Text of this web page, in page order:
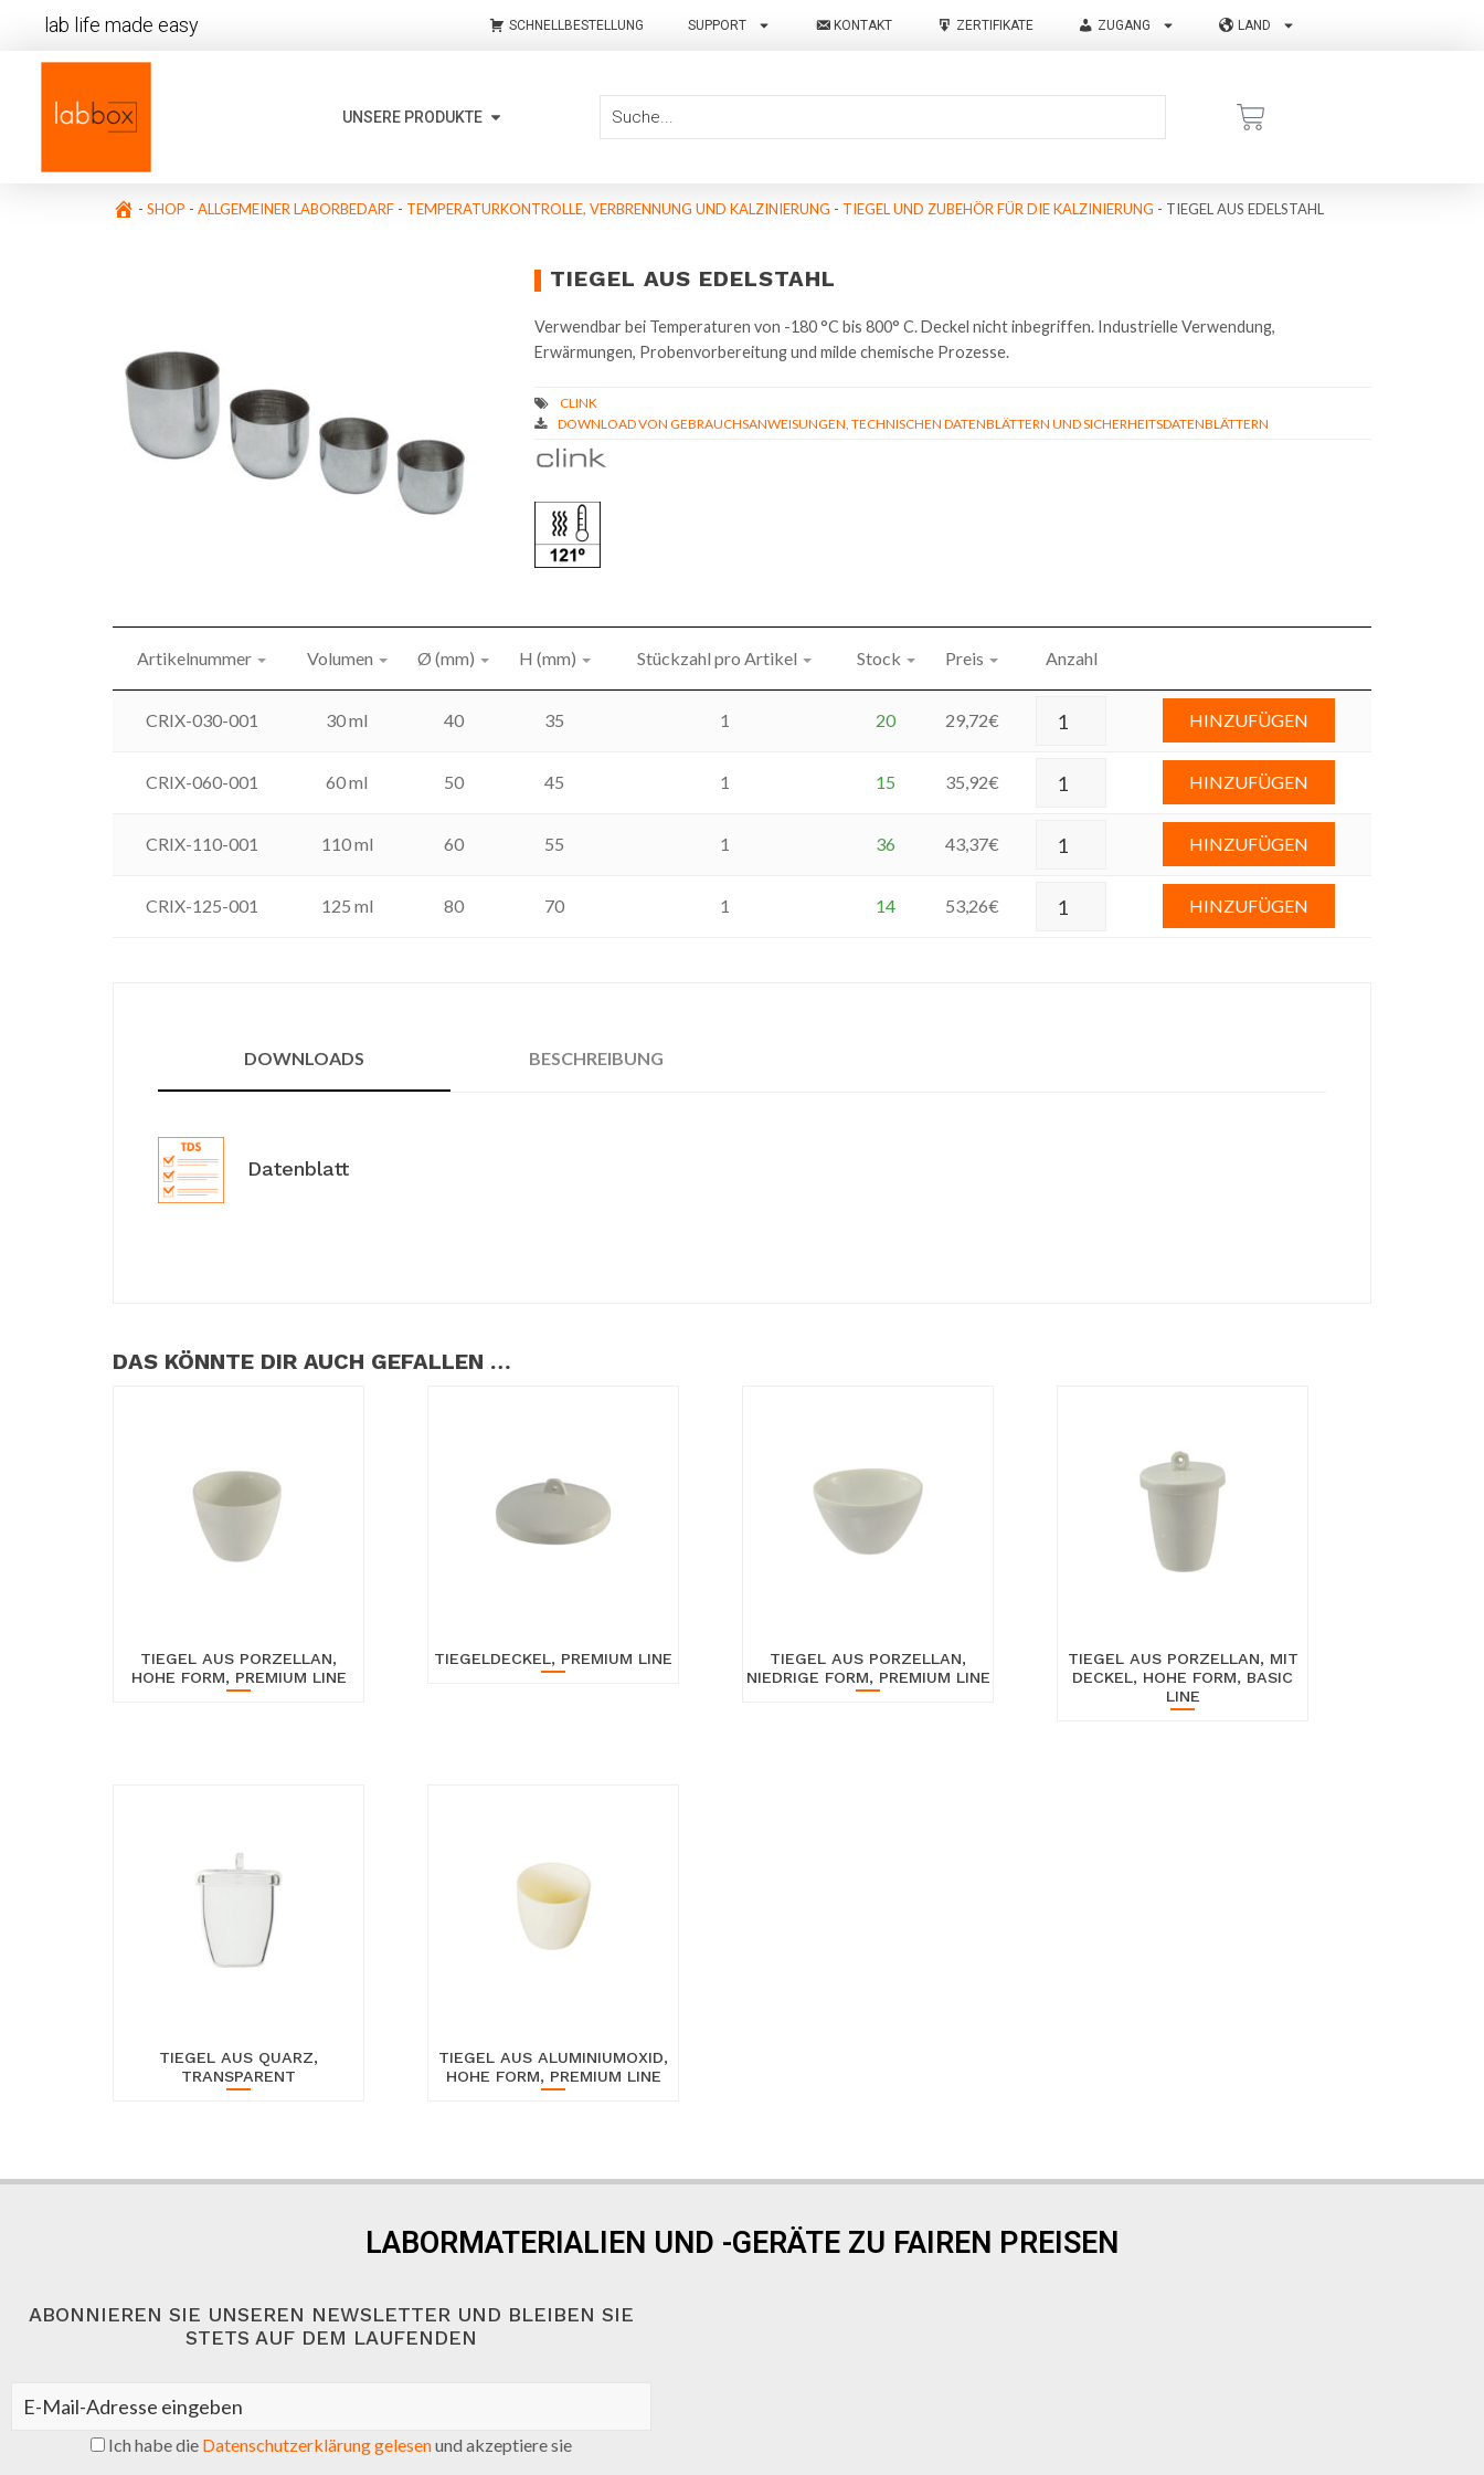
lab life made easy SCHNELLBESTELLUNG SUPPORT KONTAKT ZERTIFIKATE ZUGANG LAND
UNSERE PRODUKTE
- SHOP - ALLGEMEINER LABORBEDARF - TEMPERATURKONTROLLE, VERBRENNUNG UND KALZINIERUNG - TIEGEL UND ZUBEHÖR FÜR DIE KALZINIERUNG - TIEGEL AUS EDELSTAHL
TIEGEL AUS EDELSTAHL
Verwendbar bei Temperaturen von -180 °C bis 800° C. Deckel nicht inbegriffen. Industrielle Verwendung,
Erwärmungen, Probenvorbereitung und milde chemische Prozesse.
DOWNLOAD VON GEBRAUCHSANWEISUNGEN, TECHNISCHEN DATENBLÄTTERN UND SICHERHEITSDATENBLÄTTERN
Artikelnummer Volumen Ø (mm) H (mm) Stückzahl pro Artikel Stock Preis Anzahl
CRIX-030-001 30 ml 40 35 1 20 29,72€ HINZUFÜGEN
CRIX-060-001 60 ml 50 45 1 15 35,92€ HINZUFÜGEN
CRIX-110-001 110 ml 60 55 1 36 43,37€ HINZUFÜGEN
CRIX-125-001 125 ml 80 70 1 14 53,26€ HINZUFÜGEN
DOWNLOADS BESCHREIBUNG
Datenblatt
DAS KÖNNTE DIR AUCH GEFALLEN …
TIEGEL AUS PORZELLAN,
HOHE FORM, PREMIUM LINE
TIEGELDECKEL, PREMIUM LINE
TIEGEL AUS PORZELLAN,
NIEDRIGE FORM, PREMIUM LINE
TIEGEL AUS PORZELLAN, MIT
DECKEL, HOHE FORM, BASIC
LINE
TIEGEL AUS QUARZ,
TRANSPARENT
TIEGEL AUS ALUMINIUMOXID,
HOHE FORM, PREMIUM LINE
LABORMATERIALIEN UND -GERÄTE ZU FAIREN PREISEN
ABONNIEREN SIE UNSEREN NEWSLETTER UND BLEIBEN SIE
STETS AUF DEM LAUFENDEN
Ich habe die Datenschutzerklärung gelesenund akzeptiere sie